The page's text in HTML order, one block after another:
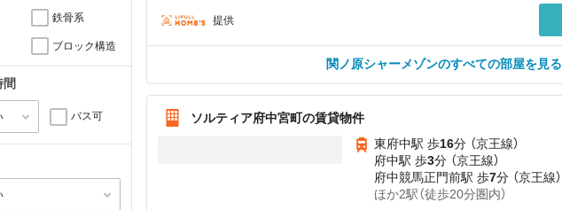
鉄骨系
ブロック構造
バス可
提供
関ノ原シャーメゾンのすべての部屋を見る
ソルティア府中宮町の賃貸物件
東府中駅 歩16分 （京王線）
府中駅 歩3分 （京王線）
府中競馬正門前駅 歩7分 （京王線）
ほか2駅（徒歩20分圏内）